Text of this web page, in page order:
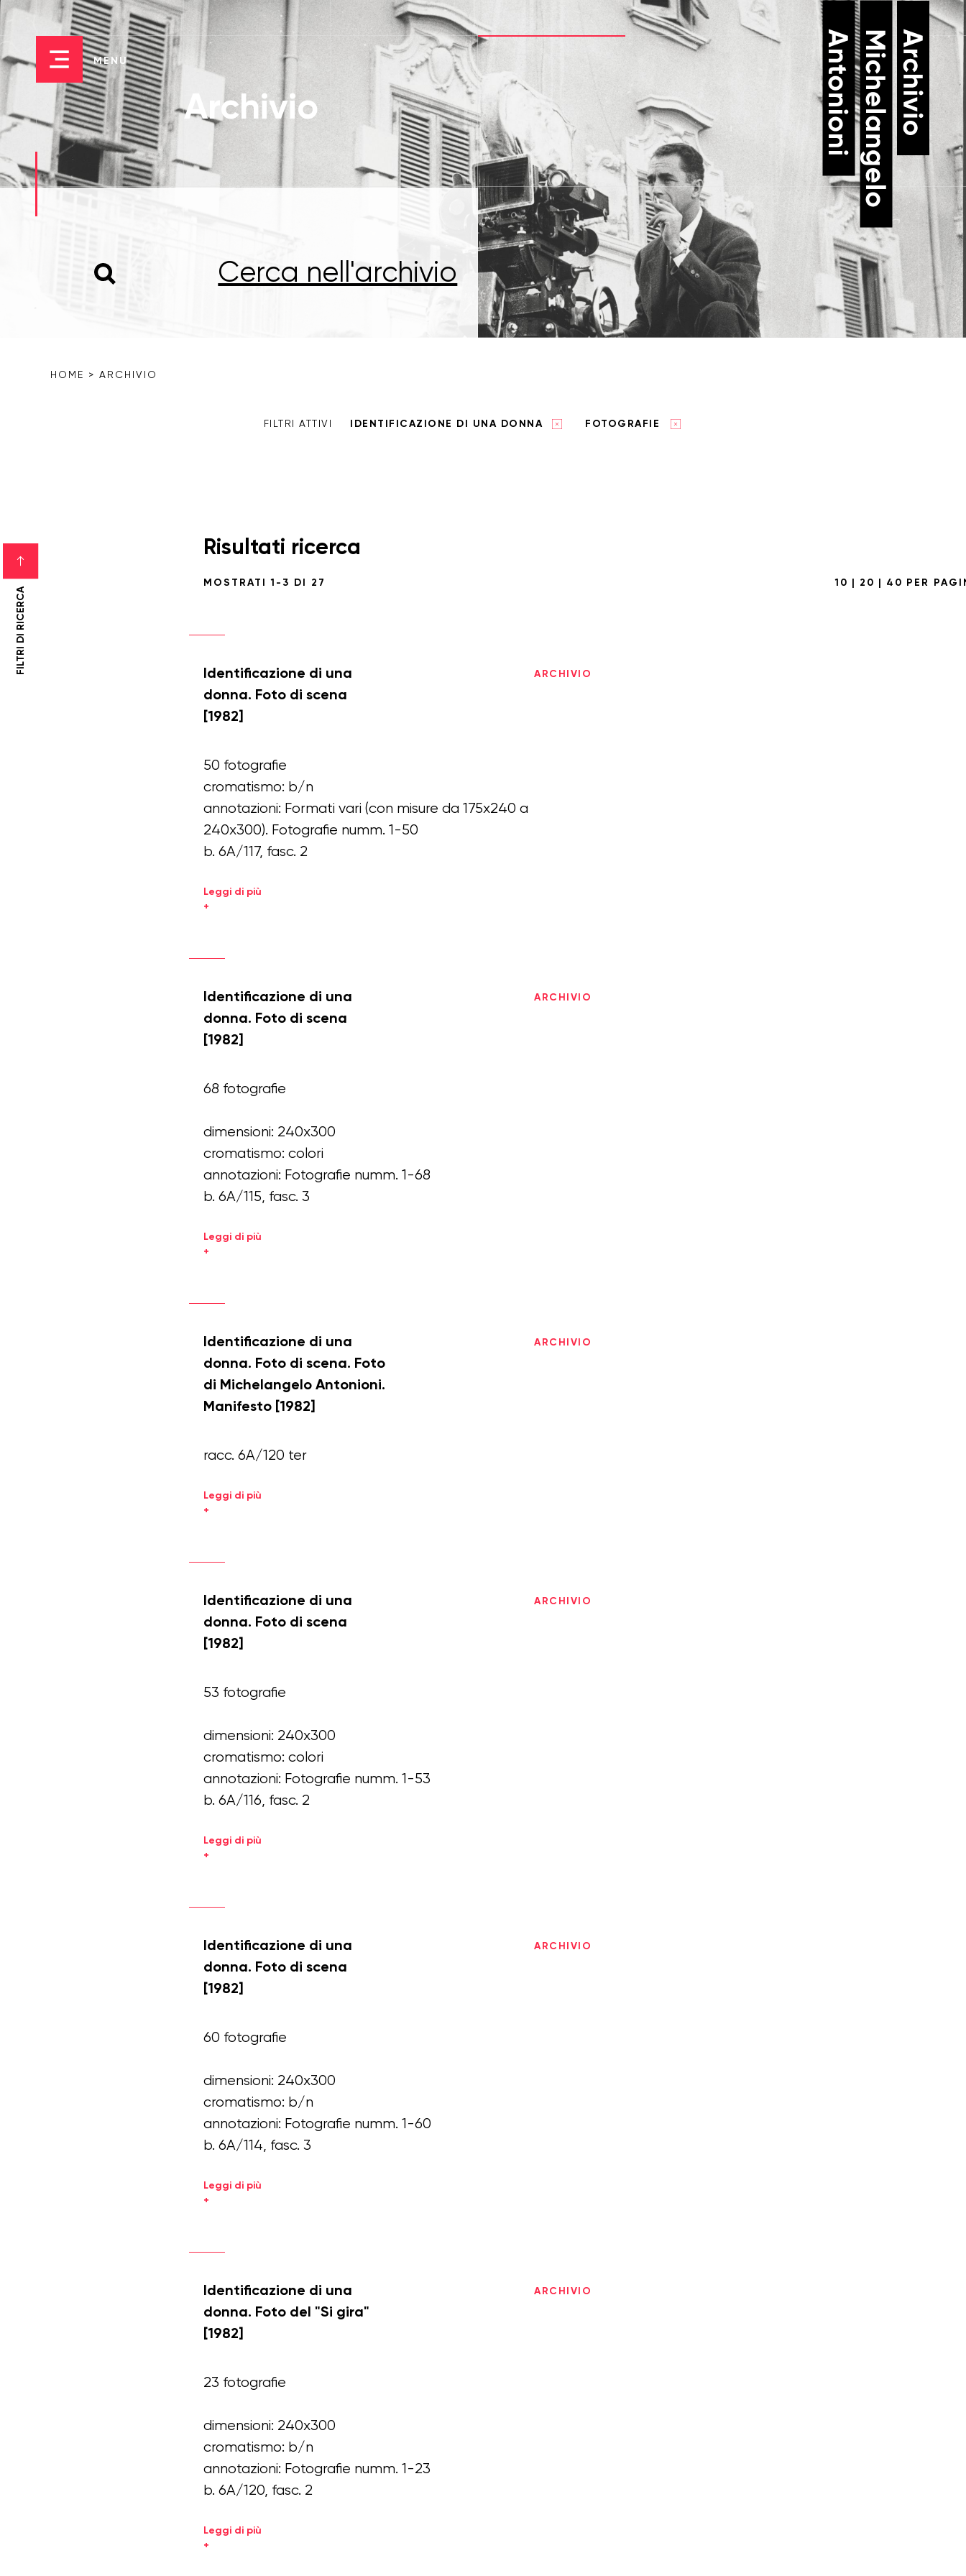
MENU
Archivio
HOME > ARCHIVIO
FILTRI ATTIVI IDENTIFICAZIONE DI UNA DONNA FOTOGRAFIE
FILTRI DI RICERCA
Risultati ricerca
MOSTRATI 1-3 DI 27 10 20 40 PER
Identificazione di una
donna. Foto di scena
[1982]
ARCHIVIO
50 fotografie
cromatismo: b/n
annotazioni: Formati vari (con misure da 175x240 a
240x300). Fotografie numm. 1-50
b. 6A/117, fasc. 2
Leggi di più
+
Identificazione di una
donna. Foto di scena
[1982]
ARCHIVIO
68 fotografie
dimensioni: 240x300
cromatismo: colori
annotazioni: Fotografie numm. 1-68
b. 6A/115, fasc. 3
Leggi di più
+
Identificazione di una
donna. Foto di scena. Foto
di Michelangelo Antonioni.
Manifesto [1982]
ARCHIVIO
racc. 6A/120 ter
Leggi di più
+
Identificazione di una
donna. Foto di scena
[1982]
ARCHIVIO
53 fotografie
dimensioni: 240x300
cromatismo: colori
annotazioni: Fotografie numm. 1-53
b. 6A/116, fasc. 2
Leggi di più
+
Identificazione di una
donna. Foto di scena
[1982]
ARCHIVIO
60 fotografie
dimensioni: 240x300
cromatismo: b/n
annotazioni: Fotografie numm. 1-60
b. 6A/114, fasc. 3
Leggi di più
+
Identificazione di una
donna. Foto del "Si gira"
[1982]
ARCHIVIO
23 fotografie
dimensioni: 240x300
cromatismo: b/n
annotazioni: Fotografie numm. 1-23
b. 6A/120, fasc. 2
Leggi di più
+